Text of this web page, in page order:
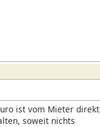
ist vom Mieter direkt
soweit nichts